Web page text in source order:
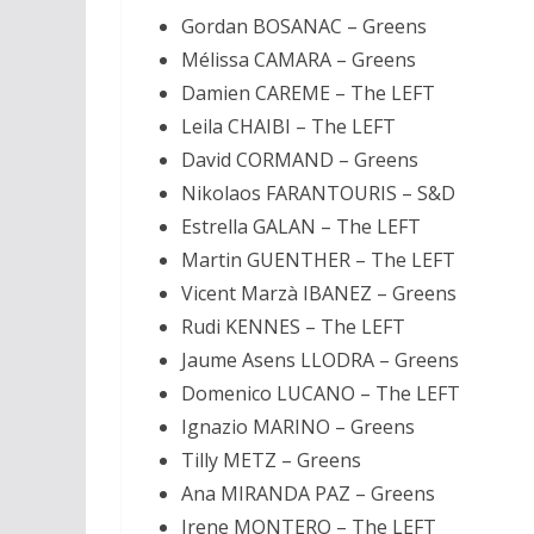
Gordan BOSANAC – Greens
Mélissa CAMARA – Greens
Damien CAREME – The LEFT
Leila CHAIBI – The LEFT
David CORMAND – Greens
Nikolaos FARANTOURIS – S&D
Estrella GALAN – The LEFT
Martin GUENTHER – The LEFT
Vicent Marzà IBANEZ – Greens
Rudi KENNES – The LEFT
Jaume Asens LLODRA – Greens
Domenico LUCANO – The LEFT
Ignazio MARINO – Greens
Tilly METZ – Greens
Ana MIRANDA PAZ – Greens
Irene MONTERO – The LEFT